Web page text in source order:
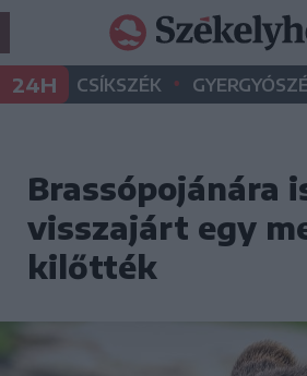
24H CSÍKSZÉK •
Brassópojánára
visszajárt egy
kilőtték